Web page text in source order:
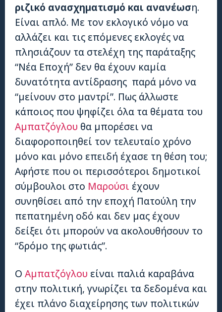
ριζικό ανασχηματισμό και ανανέωση.
Είναι απλό. Με τον εκλογικό νόμο να
αλλάζει και τις επόμενες εκλογές να
πλησιάζουν τα στελέχη της παράταξης
“Νέα Εποχή” δεν θα έχουν καμία
δυνατότητα αντίδρασης παρά μόνο να
“μείνουν στο μαντρί”. Πως άλλωστε
κάποιος που ψηφίζει όλα τα θέματα του
Αμπατζόγλου θα μπορέσει να
διαφοροποιηθεί τον τελευταίο χρόνο
μόνο και μόνο επειδή έχασε τη θέση του;
Αφήστε που οι περισσότεροι δημοτικοί
σύμβουλοι στο Μαρούσι έχουν
συνηθίσει από την εποχή Πατούλη την
πεπατημένη οδό και δεν μας έχουν
δείξει ότι μπορούν να ακολουθήσουν το
“δρόμο της φωτιάς”.
Ο Αμπατζόγλου είναι παλιά καραβάνα
στην πολιτική, γνωρίζει τα δεδομένα και
έχει πλάνο διαχείρησης των πολιτικών